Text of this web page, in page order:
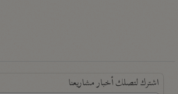
اشترك لتصلك أخبار مشاريعنا